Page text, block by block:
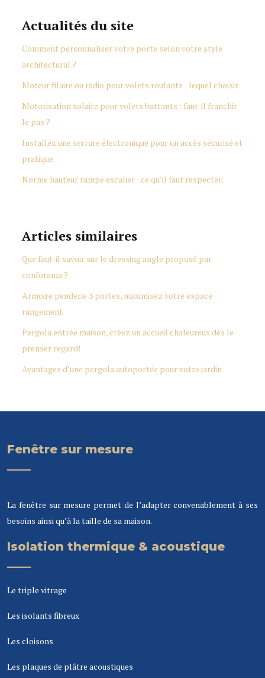
Actualités du site
Comment personnaliser votre porte selon votre style
architectural ?
Moteur filaire ou radio pour volets roulants : lequel choisir
Motorisation solaire pour volets battants : faut-il franchir
le pas ?
Installez une serrure électronique pour un accès sécurisé et
pratique
Norme hauteur rampe escalier : ce qu’il faut respecter.
Articles similaires
Que faut-il savoir sur le dressing angle proposé par
conforama ?
Armoire penderie 3 portes, maximisez votre espace
rangement
Pergola entrée maison, créez un accueil chaleureux dès le
premier regard!
Avantages d’une pergola autoportée pour votre jardin
Fenêtre sur mesure
La fenêtre sur mesure permet de l’adapter convenablement à ses
besoins ainsi qu’à la taille de sa maison.
Isolation thermique & acoustique
Le triple vitrage
Les isolants fibreux
Les cloisons
Les plaques de plâtre acoustiques